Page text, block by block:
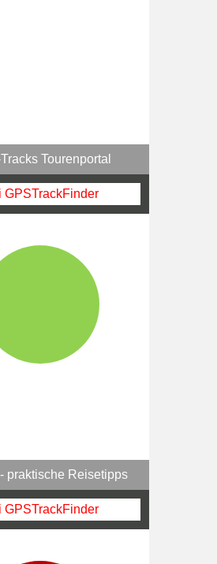
Tourenportal
GPSTrackFinder
praktische Reisetipps
GPSTrackFinder